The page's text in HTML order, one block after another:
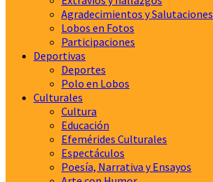
Agradecimientos y Salutaciones
Lobos en Fotos
Participaciones
Deportivas
Deportes
Polo en Lobos
Culturales
Cultura
Educación
Efemérides Culturales
Espectáculos
Poesía, Narrativa y Ensayos